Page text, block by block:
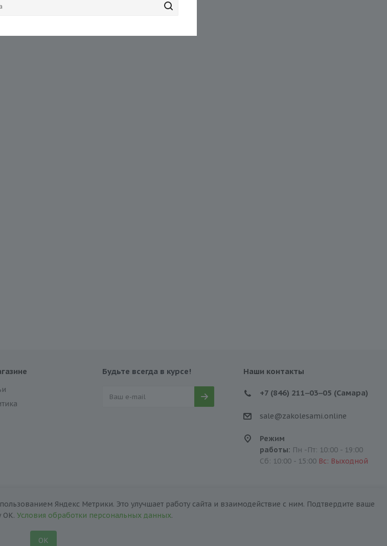
Будьте всегда в курсе! Наши контакты
+7 (846) 211‒03‒05 (Самара)
sale@zakolesami.online
Режим
работы: Пн -Пт: 10:00 - 19:00
Сб: 10:00 - 15:00 Вс: Выходной
Яндекс Метрики. Это улучшает работу сайта и взаимодействие с ним. Подтвердите ваше
ОК. Условия обработки персональных данных.
ОК